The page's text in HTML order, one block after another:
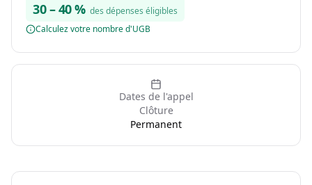
30–40% des dépenses éligibles
Calculez votre nombre d'UGB
Dates de l'appel
Clôture
Permanent